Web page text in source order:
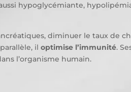
hypoglycémiante,
diminuer le taux de
iloptimise l’immunité.
l’organisme humain.